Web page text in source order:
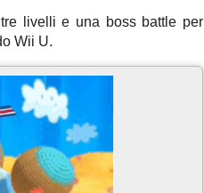
livelli e una boss battle per
Wii U.